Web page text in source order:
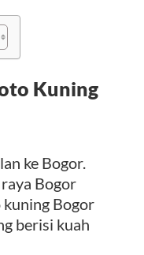
Kuning
ke Bogor.
Bogor
Bogor
berisi kuah